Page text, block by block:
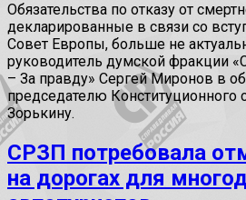
Обязательства по отказу от
декларированные в связи со
Совет Европы, больше не
руководитель думской фракции
– За правду» Сергей Миронов в
председателю
Зорькину.
СРЗП потребовала
на дорогах для